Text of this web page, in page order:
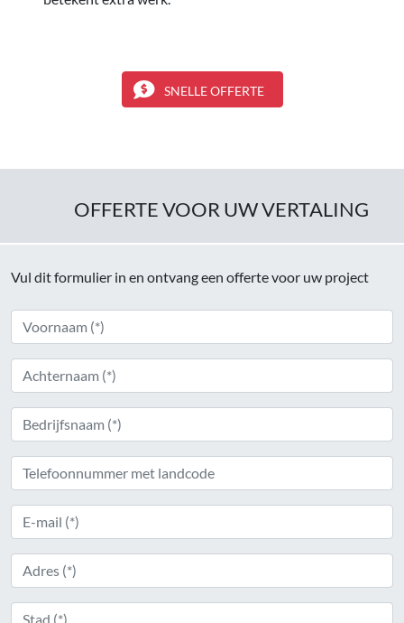
SNELLE OFFERTE
OFFERTE VOOR UW VERTALING
Vul dit formulier in en ontvang een offerte voor uw project